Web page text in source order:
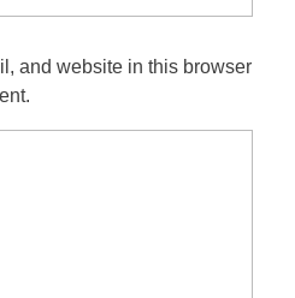
and website in this browser